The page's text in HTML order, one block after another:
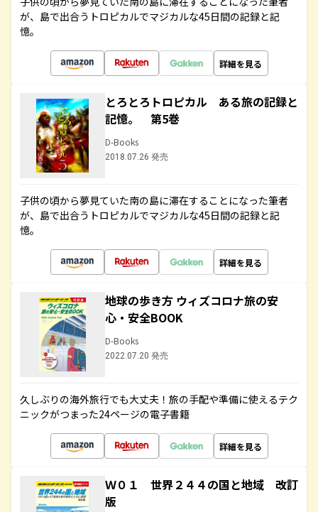
が、島で出合うトロピカルでマジカルな45日間の記録と記
憶。
詳細を見る
とろとろトロピカル ある旅の記録と
記憶。 第5巻
D-Books
2018.07.26 発売
子供の頃から夢見ていた南の島に滞在することになった筆者
が、島で出合うトロピカルでマジカルな45日間の記録と記
憶。
詳細を見る
地球の歩き方 ウィズコロナ旅の安
心・安全BOOK
D-Books
2022.07.20 発売
久しぶりの海外旅行でも大丈夫！旅の手配や準備に使えるテク
ニックがつまった24ページの電子書籍
詳細を見る
Ｗ０１ 世界２４４の国と地域 改訂
版